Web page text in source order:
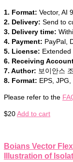
1. Format: Vector, AI
2. Delivery: Send to
3. Delivery time:
4. Payment: PayPal,
5. License:
6. Receiving
7. Author: 보이안스
8. Format: EPS,
Please refer to the
$20Add to cart
Boians Vector
Illustration of